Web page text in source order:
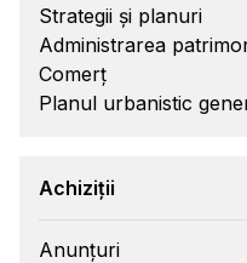
Strategii și planuri
Administrarea
Comerț
Planul urbanistic
Achiziții
Anunțuri